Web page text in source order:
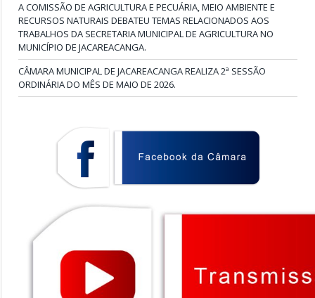
A COMISSÃO DE AGRICULTURA E PECUÁRIA, MEIO AMBIENTE E
RECURSOS NATURAIS DEBATEU TEMAS RELACIONADOS AOS
TRABALHOS DA SECRETARIA MUNICIPAL DE AGRICULTURA NO
MUNICÍPIO DE JACAREACANGA.
CÂMARA MUNICIPAL DE JACAREACANGA REALIZA 2ª SESSÃO
ORDINÁRIA DO MÊS DE MAIO DE 2026.